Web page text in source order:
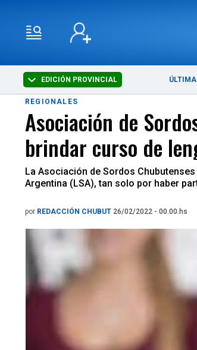
EDICIÓN PROVINCIAL
REGIONALES
Asociación de
brindar curso de
La Asociación de Sordos
Argentina (LSA), tan solo por haber
por REDACCIÓN CHUBUT 26/02/2022 - 00.00.hs